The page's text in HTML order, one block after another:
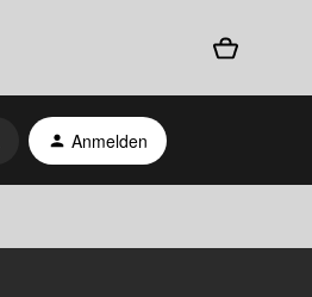
Anmelden